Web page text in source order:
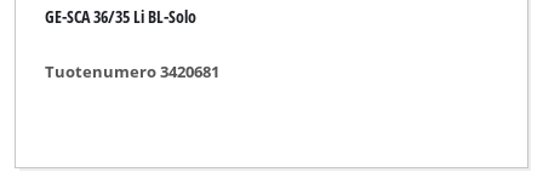
GE-SCA 36/35 Li BL-Solo
Tuotenumero 3420681